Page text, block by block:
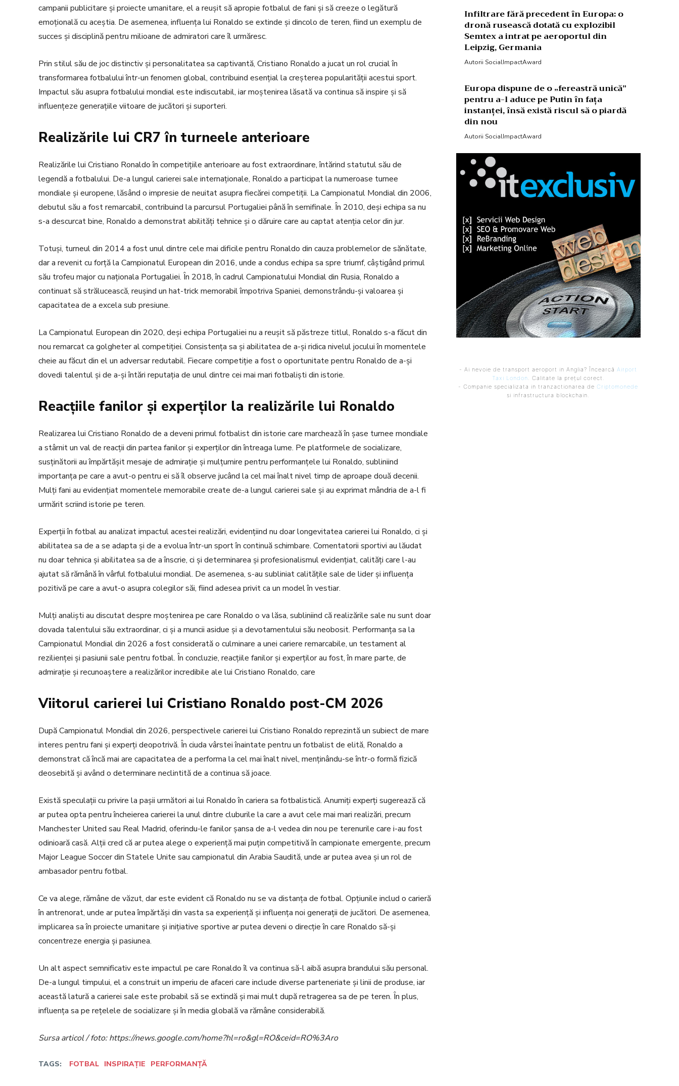
campanii publicitare și proiecte umanitare, el a reușit să apropie fotbalul de fani și să creeze o legătură
emoțională cu aceștia. De asemenea, influența lui Ronaldo se extinde și dincolo de teren, fiind un exemplu de
succes și disciplină pentru milioane de admiratori care îl urmăresc.
Prin stilul său de joc distinctiv și personalitatea sa captivantă, Cristiano Ronaldo a jucat un rol crucial în
transformarea fotbalului într-un fenomen global, contribuind esențial la creșterea popularității acestui sport.
Impactul său asupra fotbalului mondial este indiscutabil, iar moștenirea lăsată va continua să inspire și să
influențeze generațiile viitoare de jucători și suporteri.
Realizările lui CR7 în turneele anterioare
Realizările lui Cristiano Ronaldo în competițiile anterioare au fost extraordinare, întărind statutul său de
legendă a fotbalului. De-a lungul carierei sale internaționale, Ronaldo a participat la numeroase turnee
mondiale și europene, lăsând o impresie de neuitat asupra fiecărei competiții. La Campionatul Mondial din 2006,
debutul său a fost remarcabil, contribuind la parcursul Portugaliei până în semifinale. În 2010, deși echipa sa nu
s-a descurcat bine, Ronaldo a demonstrat abilități tehnice și o dăruire care au captat atenția celor din jur.
Totuși, turneul din 2014 a fost unul dintre cele mai dificile pentru Ronaldo din cauza problemelor de sănătate,
dar a revenit cu forță la Campionatul European din 2016, unde a condus echipa sa spre triumf, câștigând primul
său trofeu major cu naționala Portugaliei. În 2018, în cadrul Campionatului Mondial din Rusia, Ronaldo a
continuat să strălucească, reușind un hat-trick memorabil împotriva Spaniei, demonstrându-și valoarea și
capacitatea de a excela sub presiune.
La Campionatul European din 2020, deși echipa Portugaliei nu a reușit să păstreze titlul, Ronaldo s-a făcut din
nou remarcat ca golgheter al competiției. Consistența sa și abilitatea de a-și ridica nivelul jocului în momentele
cheie au făcut din el un adversar redutabil. Fiecare competiție a fost o oportunitate pentru Ronaldo de a-și
dovedi talentul și de a-și întări reputația de unul dintre cei mai mari fotbaliști din istorie.
Reacțiile fanilor și experților la realizările lui Ronaldo
Realizarea lui Cristiano Ronaldo de a deveni primul fotbalist din istorie care marchează în șase turnee mondiale
a stârnit un val de reacții din partea fanilor și experților din întreaga lume. Pe platformele de socializare,
susținătorii au împărtășit mesaje de admirație și mulțumire pentru performanțele lui Ronaldo, subliniind
importanța pe care a avut-o pentru ei să îl observe jucând la cel mai înalt nivel timp de aproape două decenii.
Mulți fani au evidențiat momentele memorabile create de-a lungul carierei sale și au exprimat mândria de a-l fi
urmărit scriind istorie pe teren.
Experții în fotbal au analizat impactul acestei realizări, evidențiind nu doar longevitatea carierei lui Ronaldo, ci și
abilitatea sa de a se adapta și de a evolua într-un sport în continuă schimbare. Comentatorii sportivi au lăudat
nu doar tehnica și abilitatea sa de a înscrie, ci și determinarea și profesionalismul evidențiat, calități care l-au
ajutat să rămână în vârful fotbalului mondial. De asemenea, s-au subliniat calitățile sale de lider și influența
pozitivă pe care a avut-o asupra colegilor săi, fiind adesea privit ca un model în vestiar.
Mulți analiști au discutat despre moștenirea pe care Ronaldo o va lăsa, subliniind că realizările sale nu sunt doar
dovada talentului său extraordinar, ci și a muncii asidue și a devotamentului său neobosit. Performanța sa la
Campionatul Mondial din 2026 a fost considerată o culminare a unei cariere remarcabile, un testament al
rezilienței și pasiunii sale pentru fotbal. În concluzie, reacțiile fanilor și experților au fost, în mare parte, de
admirație și recunoaștere a realizărilor incredibile ale lui Cristiano Ronaldo, care
Viitorul carierei lui Cristiano Ronaldo post-CM 2026
După Campionatul Mondial din 2026, perspectivele carierei lui Cristiano Ronaldo reprezintă un subiect de mare
interes pentru fani și experți deopotrivă. În ciuda vârstei înaintate pentru un fotbalist de elită, Ronaldo a
demonstrat că încă mai are capacitatea de a performa la cel mai înalt nivel, menținându-se într-o formă fizică
deosebită și având o determinare neclintită de a continua să joace.
Există speculații cu privire la pașii următori ai lui Ronaldo în cariera sa fotbalistică. Anumiți experți sugerează că
ar putea opta pentru încheierea carierei la unul dintre cluburile la care a avut cele mai mari realizări, precum
Manchester United sau Real Madrid, oferindu-le fanilor șansa de a-l vedea din nou pe terenurile care i-au fost
odinioară casă. Alții cred că ar putea alege o experiență mai puțin competitivă în campionate emergente, precum
Major League Soccer din Statele Unite sau campionatul din Arabia Saudită, unde ar putea avea și un rol de
ambasador pentru fotbal.
Ce va alege, rămâne de văzut, dar este evident că Ronaldo nu se va distanța de fotbal. Opțiunile includ o carieră
în antrenorat, unde ar putea împărtăși din vasta sa experiență și influența noi generații de jucători. De asemenea,
implicarea sa în proiecte umanitare și inițiative sportive ar putea deveni o direcție în care Ronaldo să-și
concentreze energia și pasiunea.
Un alt aspect semnificativ este impactul pe care Ronaldo îl va continua să-l aibă asupra brandului său personal.
De-a lungul timpului, el a construit un imperiu de afaceri care include diverse parteneriate și linii de produse, iar
această latură a carierei sale este probabil să se extindă și mai mult după retragerea sa de pe teren. În plus,
influența sa pe rețelele de socializare și în media globală va rămâne considerabilă.
Sursa articol / foto: https://news.google.com/home?hl=ro&gl=RO&ceid=RO%3Aro
TAGS: FOTBAL INSPIRAȚIE PERFORMANȚĂ
Infiltrare fără precedent în Europa: o
dronă rusească dotată cu explozibil
Semtex a intrat pe aeroportul din
Leipzig, Germania
Autorii SocialImpactAward
Europa dispune de o „fereastră unică”
pentru a-l aduce pe Putin în fața
instanței, însă există riscul să o piardă
din nou
Autorii SocialImpactAward
- Ai nevoie de transport aeroport in Anglia? ÎncearcăAirport
Taxi London. Calitate la prețul corect.
- Companie specializata in tranzactionarea deCriptomonede
si infrastructura blockchain.